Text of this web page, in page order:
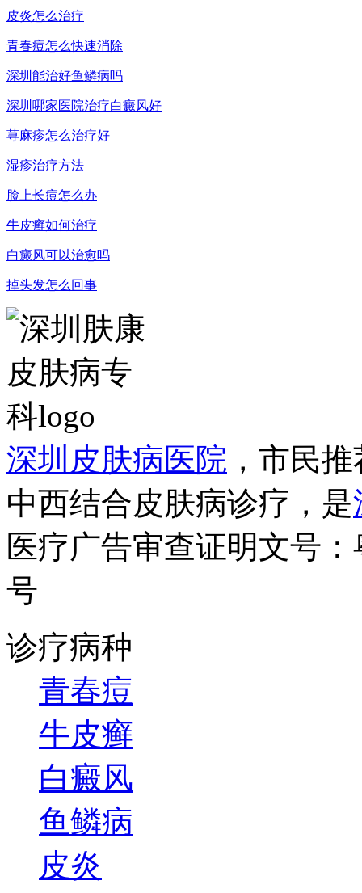
皮炎怎么治疗
青春痘怎么快速消除
深圳能治好鱼鳞病吗
深圳哪家医院治疗白癜风好
荨麻疹怎么治疗好
湿疹治疗方法
脸上长痘怎么办
牛皮癣如何治疗
白癜风可以治愈吗
掉头发怎么回事
深圳皮肤病医院 ，市民
中西结合皮肤病诊疗，是
医疗广告审查证明文号
号
诊疗病种
青春痘
牛皮癣
白癜风
鱼鳞病
皮炎